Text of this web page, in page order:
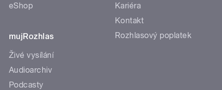
eShop
mujRozhlas
Živé vysílání
Audioarchiv
Podcasty
Kariéra
Kontakt
Rozhlasový poplatek